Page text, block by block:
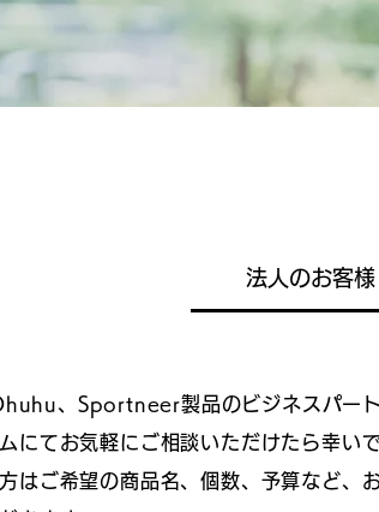
法人のお客様
、Sportneer製品のビジネスパート
にてお気軽にご相談いただけたら幸いで
はご希望の商品名、個数、予算など、